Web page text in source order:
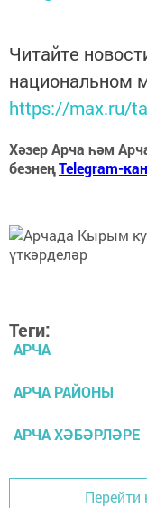
Читайте
национальном
https://max.ru/
Хәзер Арча һәм
безнеңTelegram-
Теги:
АРЧА
АРЧА РАЙОНЫ
АРЧА ХӘБӘРЛӘРЕ
Перейти